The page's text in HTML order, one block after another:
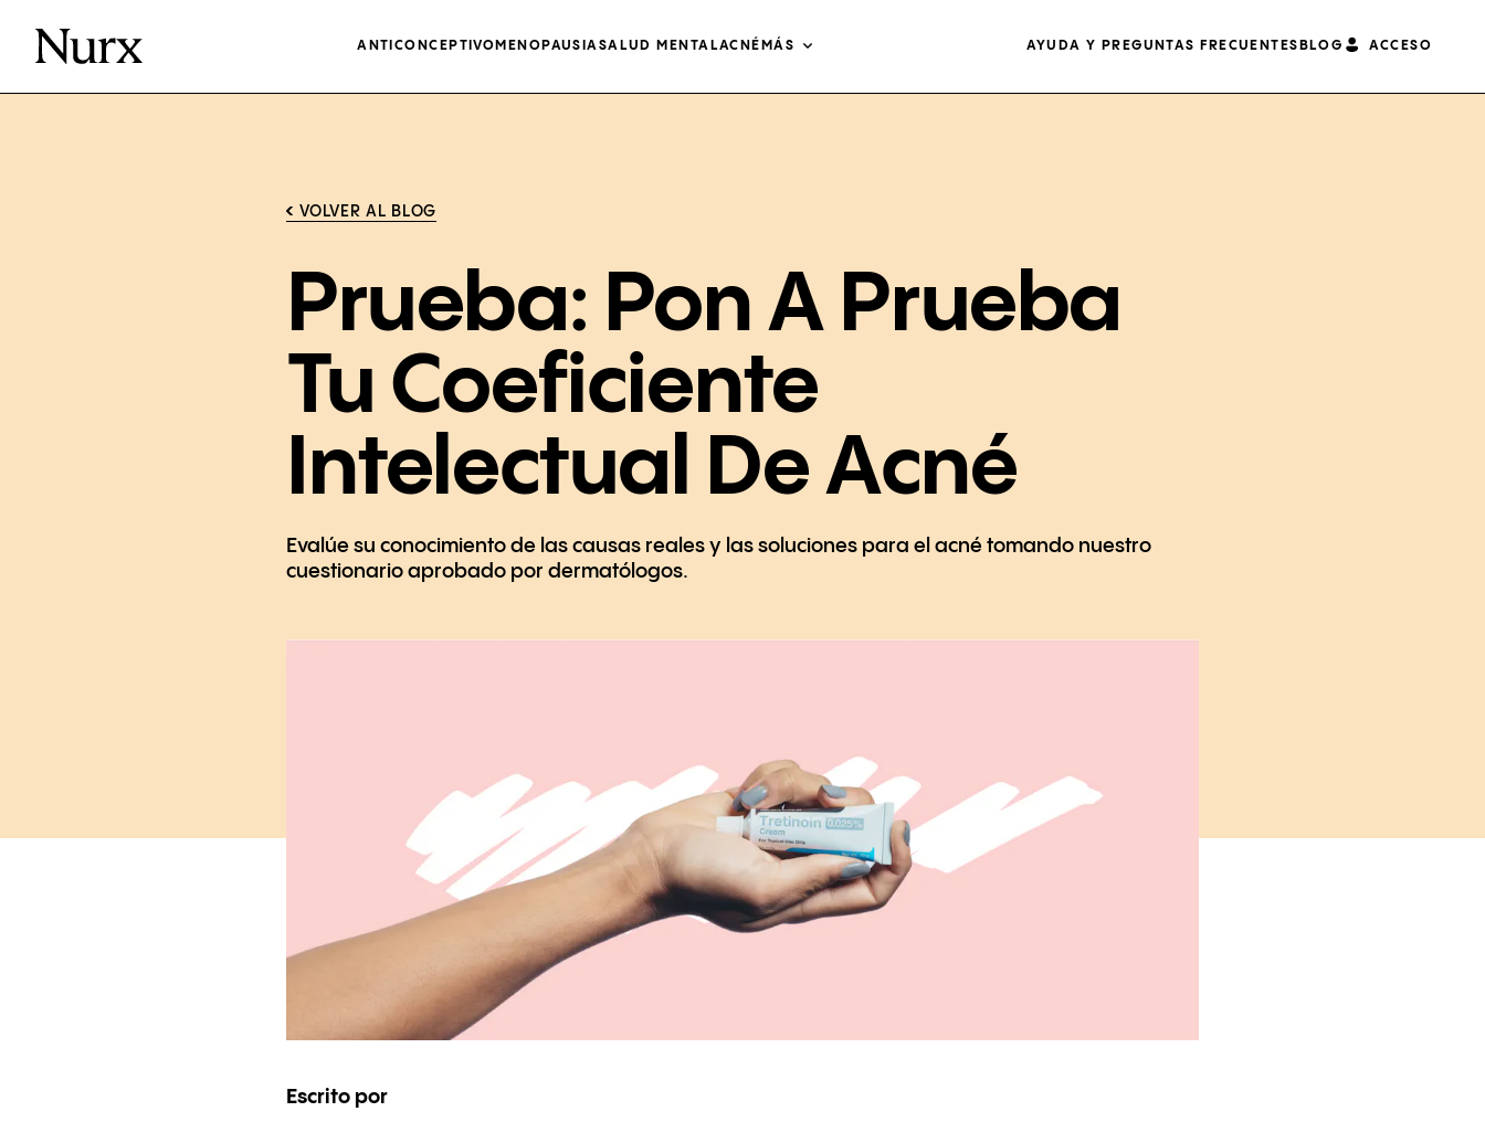
ANTICONCEPTIVO MENOPAUSIASALUD MENTALACNÉ MÁS AYUDA Y PREGUNTAS FRECUENTES BLOG ACCESO
VOLVER AL BLOG
Prueba: Pon A Prueba
Tu Coeficiente
Intelectual De Acné
Evalúe su conocimiento de las causas reales y las soluciones para el acné tomando nuestro
cuestionario aprobado por dermatólogos.
Escrito por